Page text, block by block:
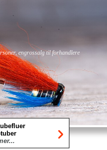
Kurs & Guiding
engrossalg til forhandlere